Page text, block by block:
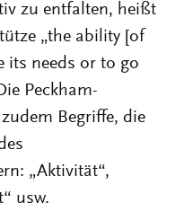
zu entfalten, heißt
„the ability [of
needs or to go
Peckham-
Begriffe, die
„Aktivität“,
usw.